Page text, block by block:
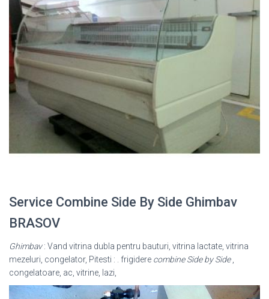
Service Combine Side By Side Ghimbav
BRASOV
Ghimbav: Vand vitrina dubla pentru bauturi, vitrina lactate, vitrina
mezeluri, congelator, Pitesti : . frigidere combine Side by Side,
congelatoare, ac, vitrine, lazi,